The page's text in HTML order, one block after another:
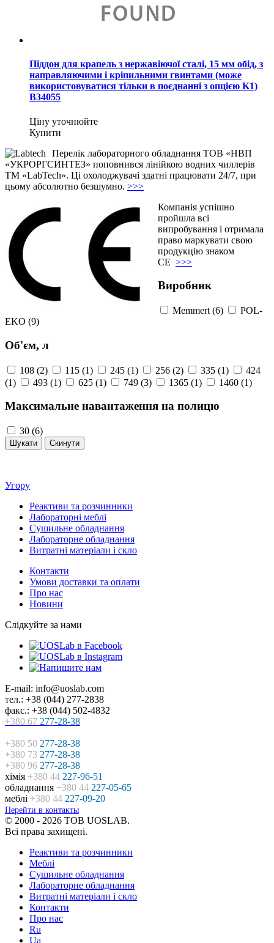
Піддон для крапель з нержавіючої сталі, 15 мм обід, з
направляючими і кріпильними гвинтами (може
використовуватися тільки в поєднанні з опцією K1)
B34055
Ціну уточнюйте
Купити
Перелік лабораторного обладнання ТОВ «НВП
«УКРОРГСИНТЕЗ» поповнився лінійкою водних чиллерів
ТМ «LabTech». Ці охолоджувачі здатні працювати 24/7, при
цьому абсолютно безшумно. >>>
Компанія успішно
пройшла всі
випробування і отримала
право маркувати свою
продукцію знаком
СЕ >>>
Виробник
Memmert (6)
POL-
EKO (9)
Об'єм, л
108 (2) 115 (1) 245 (1) 256 (2) 335 (1)
424
(1)
493 (1) 625 (1) 749 (3) 1365 (1) 1460 (1)
Максимальне навантаження на полицю
30 (6)
Угору
Реактиви та розчинники
Лабораторні меблі
Сушильне обладнання
Лабораторне обладнання
Витратні матеріали і скло
Контакти
Умови доставки та оплати
Про нас
Новини
Слідкуйте за нами
E-mail: info@uoslab.com
тел.: +38 (044) 277-2838
факс.: +38 (044) 502-4832
+380 67 277-28-38
+380 50 277-28-38
+380 73 277-28-38
+380 96 277-28-38
хімія +380 44 227-96-51
обладнання +380 44 227-05-65
меблі +380 44 227-09-20
Перейти в контакты
© 2000 - 2026 ТОВ UOSLAB.
Всі права захищені.
Реактиви та розчинники
Меблі
Сушильне обладнання
Лабораторне обладнання
Витратні матеріали і скло
Контакти
Про нас
Ru
Ua